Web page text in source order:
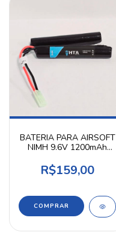
BATERIA PARA AIRSOFT
NIMH 9.6V 1200mAh
R$159,00